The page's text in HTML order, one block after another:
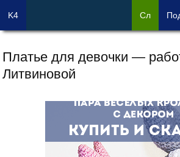
Платье для девочки —
Литвиновой
K4 Сл